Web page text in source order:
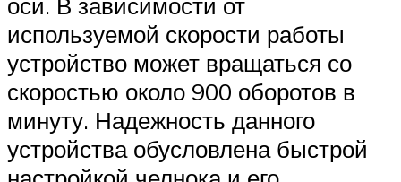
используемой скорости работы
устройство может вращаться со
скоростью около 900 оборотов в
минуту. Надежность данного
устройства обусловлена быстрой